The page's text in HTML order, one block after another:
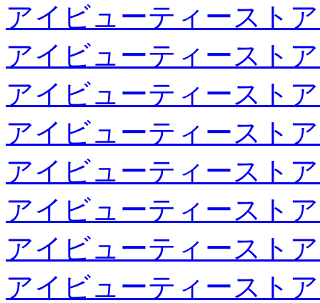
アイビューティースト
アイビューティースト
アイビューティースト
アイビューティースト
アイビューティースト
アイビューティースト
アイビューティースト
アイビューティースト